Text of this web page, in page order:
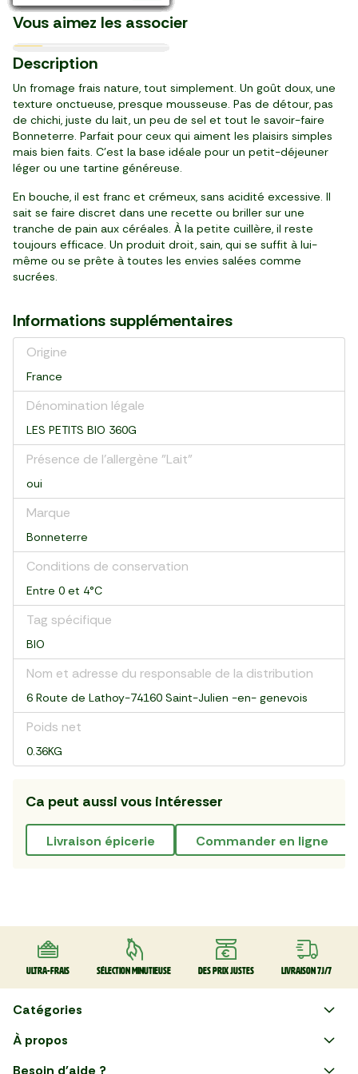
Vous aimez les associer
Willamette
3,19 €
Koroneiki 100%
8,99 €
Prix Malin €
Maroc
1,50 €
Le Miel de fleurs
3,29 €
-25% Ultra-frais
Le Radis rose équeuté
1,53 € 2,04 €
2,99 €
Le Pain de mie complet
1,99 €
le 2ème à -50%
naturelles
2,99 €
élaborées en France
3,89 €
2,19 €
élaboré en Royaume Uni
10, 49€
L'Aneth
France
0,99 €
Les Chips de légumes
2,19 €
"Allemandi"
3,49 €
Italie
1,39 €
élaborés en France
8,40 €
-14%
élaboré en France
6,48 € 7,56 €
Description
Un fromage frais nature, tout simplement. Un goût doux, une
texture onctueuse, presque mousseuse. Pas de détour, pas
de chichi, juste du lait, un peu de sel et tout le savoir-faire
Bonneterre. Parfait pour ceux qui aiment les plaisirs simples
mais bien faits. C’est la base idéale pour un petit-déjeuner
léger ou une tartine généreuse.
En bouche, il est franc et crémeux, sans acidité excessive. Il
sait se faire discret dans une recette ou briller sur une
tranche de pain aux céréales. À la petite cuillère, il reste
toujours efficace. Un produit droit, sain, qui se suffit à lui-
même ou se prête à toutes les envies salées comme
sucrées.
Informations supplémentaires
Origine
France
Dénomination légale
LES PETITS BIO 360G
Présence de l'allergène "Lait"
oui
Marque
Bonneterre
Conditions de conservation
Entre 0 et 4°C
Tag spécifique
BIO
Nom et adresse du responsable de la distribution
6 Route de Lathoy-74160 Saint-Julien -en- genevois
Poids net
0.36KG
Ca peut aussi vous intéresser
livraison épicerie commander en ligne
Ultra-frais Sélection minutieuse Des prix justes Livraison 7J/7
Catégories
Faire ses courses en ligne
À propos
Besoin d'aide ?